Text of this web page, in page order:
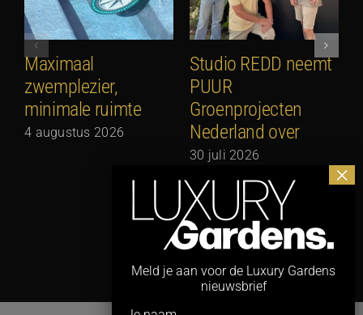
Maximaal
zwemplezier,
minimale ruimte
4 augustus 2026
Studio REDD neemt
PUUR
Groenprojecten
Nederland over
30 juli 2026
Meld je aan voor de Luxury Gardens
nieuwsbrief